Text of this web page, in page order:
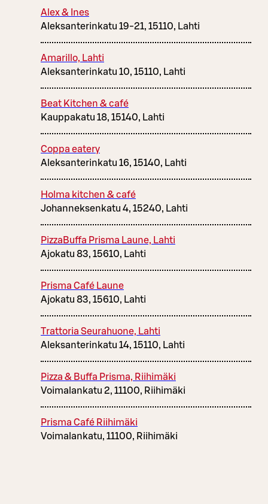
Alex & Ines
Aleksanterinkatu 19-21, 15110, Lahti
Amarillo, Lahti
Aleksanterinkatu 10, 15110, Lahti
Beat Kitchen & café
Kauppakatu 18, 15140, Lahti
Coppa eatery
Aleksanterinkatu 16, 15140, Lahti
Holma kitchen & café
Johanneksenkatu 4, 15240, Lahti
PizzaBuffa Prisma Laune, Lahti
Ajokatu 83, 15610, Lahti
Prisma Café Laune
Ajokatu 83, 15610, Lahti
Trattoria Seurahuone, Lahti
Aleksanterinkatu 14, 15110, Lahti
Pizza & Buffa Prisma, Riihimäki
Voimalankatu 2, 11100, Riihimäki
Prisma Café Riihimäki
Voimalankatu, 11100, Riihimäki